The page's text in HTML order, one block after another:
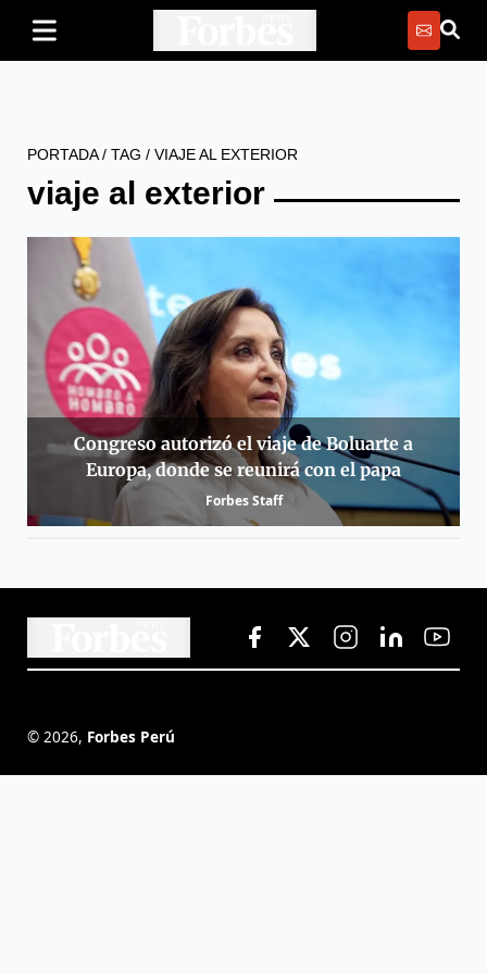
PORTADA/ TAG / VIAJE AL EXTERIOR
viaje al exterior
Congreso autorizó el viaje de Boluarte a
Europa, donde se reunirá con el papa
Forbes Staff
© 2026, Forbes Perú